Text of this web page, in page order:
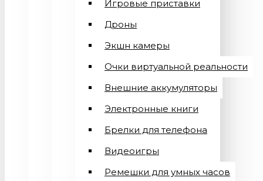
Игровые приставки
Дроны
Экшн камеры
Очки виртуальной реальности
Внешние аккумуляторы
Электронные книги
Брелки для телефона
Видеоигры
Ремешки для умных часов